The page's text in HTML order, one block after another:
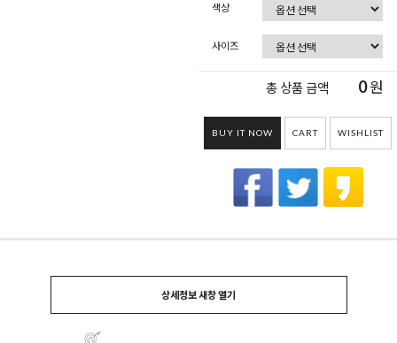
색상
사이즈
총 상품 금액 0원
BUY IT NOW CART WISHLIST
상세정보 새창 열기